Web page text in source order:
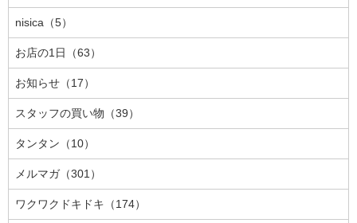
nisica（5）
お店の1日（63）
お知らせ（17）
スタッフの買い物（39）
タンタン（10）
メルマガ（301）
ワクワクドキドキ（174）